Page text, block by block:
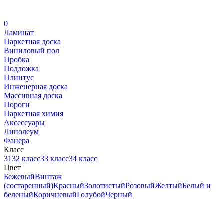
0
Ламинат
Паркетная доска
Виниловый пол
Пробка
Подложка
Плинтус
Инженерная доска
Массивная доска
Пороги
Паркетная химия
Аксессуары
Линолеум
Фанера
Класс
3132 класс33 класс34 класс
Цвет
БежевыйВинтаж
(состаренный)КрасныйЗолотистыйРозовыйЖелтыйБелый и
беленыйКоричневыйГолубойЧерный